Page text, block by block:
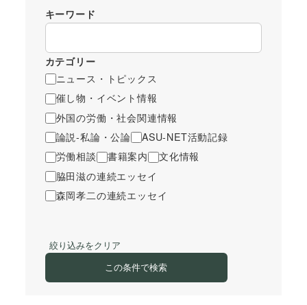
キーワード
カテゴリー
ニュース・トピックス
催し物・イベント情報
外国の労働・社会関連情報
論説-私論・公論
ASU-NET活動記録
労働相談
書籍案内
文化情報
脇田滋の連続エッセイ
森岡孝二の連続エッセイ
絞り込みをクリア
この条件で検索